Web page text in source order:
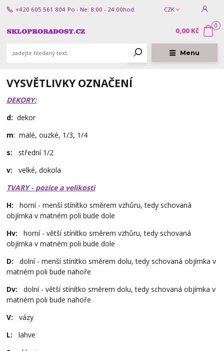
Menu
CZK
+420 605 561 804 Po - Ne: 8:00 - 24:00hod.
0
0,00 Kč
VYSVĚTLIVKY OZNAČENÍ
DEKORY:
d: dekor
m: malé, ouzké, 1/3, 1/4
s: střední 1/2
v:velké, dokola
TVARY - pozice a velikosti
H:
horní - menší stínítko směrem vzhůru, tedy schovaná
objímka v matném poli bude dole
Hv:
horní - větší stínítko směrem vzhůru, tedy schovaná
objímka v matném poli bude dole
D:
dolní - menší stínítko směrem dolu, tedy schovaná objímka v
matném poli bude nahoře
Dv:
dolní - větší stínítko směrem dolu, tedy schovaná objímka v
matném poli bude nahoře
V: vázy
L:
lahve